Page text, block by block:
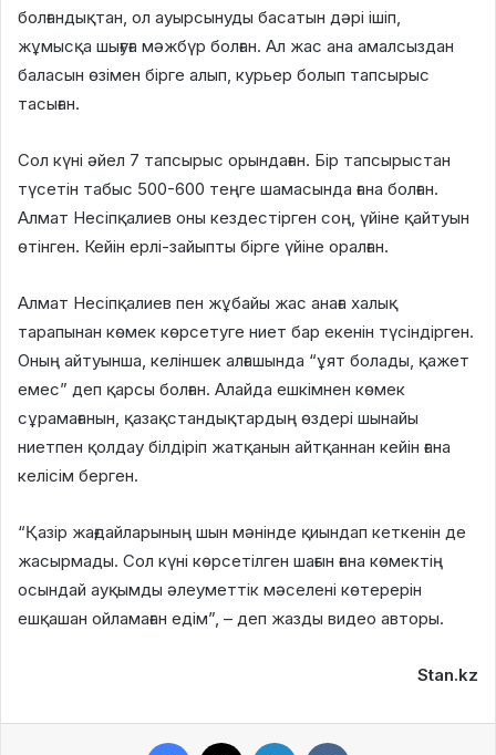
болғандықтан, ол ауырсынуды басатын дәрі ішіп,
жұмысқа шығуға мәжбүр болған. Ал жас ана амалсыздан
баласын өзімен бірге алып, курьер болып тапсырыс
тасыған.
Сол күні әйел 7 тапсырыс орындаған. Бір тапсырыстан
түсетін табыс 500-600 теңге шамасында ғана болған.
Алмат Несіпқалиев оны кездестірген соң, үйіне қайтуын
өтінген. Кейін ерлі-зайыпты бірге үйіне оралған.
Алмат Несіпқалиев пен жұбайы жас анаға халық
тарапынан көмек көрсетуге ниет бар екенін түсіндірген.
Оның айтуынша, келіншек алғашында “ұят болады, қажет
емес” деп қарсы болған. Алайда ешкімнен көмек
сұрамағанын, қазақстандықтардың өздері шынайы
ниетпен қолдау білдіріп жатқанын айтқаннан кейін ғана
келісім берген.
“Қазір жағдайларының шын мәнінде қиындап кеткенін де
жасырмады. Сол күні көрсетілген шағын ғана көмектің
осындай ауқымды әлеуметтік мәселені көтерерін
ешқашан ойламаған едім”, – деп жазды видео авторы.
Stan.kz